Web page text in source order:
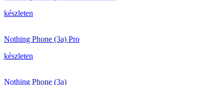
készleten
Nothing Phone (3a) Pro
készleten
Nothing Phone (3a)